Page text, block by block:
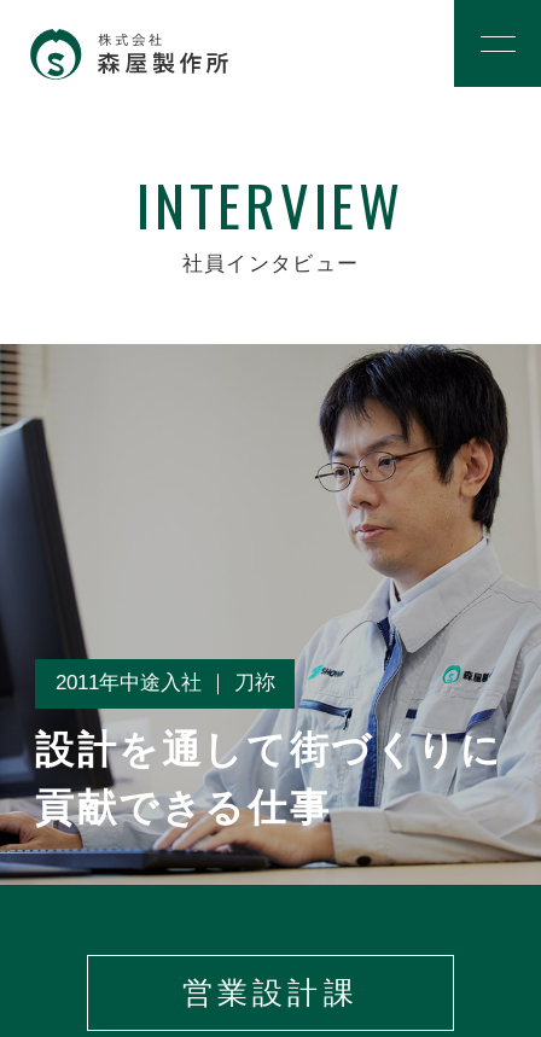
INTERVIEW
社員インタビュー
2011年中途入社 ｜ 刀祢
設計を通して街づくりに
貢献できる仕事
営業設計課